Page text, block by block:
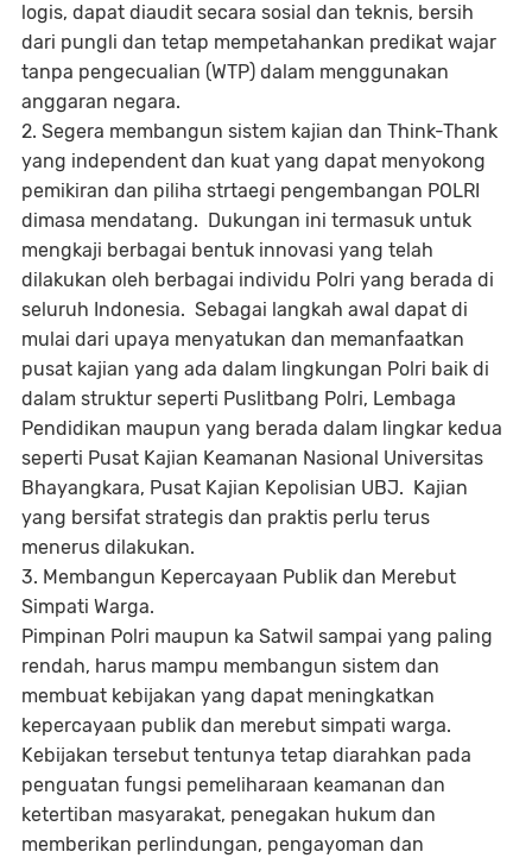
logis, dapat diaudit secara sosial dan teknis, bersih
dari pungli dan tetap mempetahankan predikat wajar
tanpa pengecualian (WTP) dalam menggunakan
anggaran negara.
2. Segera membangun sistem kajian dan Think-Thank
yang independent dan kuat yang dapat menyokong
pemikiran dan piliha strtaegi pengembangan POLRI
dimasa mendatang. Dukungan ini termasuk untuk
mengkaji berbagai bentuk innovasi yang telah
dilakukan oleh berbagai individu Polri yang berada di
seluruh Indonesia. Sebagai langkah awal dapat di
mulai dari upaya menyatukan dan memanfaatkan
pusat kajian yang ada dalam lingkungan Polri baik di
dalam struktur seperti Puslitbang Polri, Lembaga
Pendidikan maupun yang berada dalam lingkar kedua
seperti Pusat Kajian Keamanan Nasional Universitas
Bhayangkara, Pusat Kajian Kepolisian UBJ. Kajian
yang bersifat strategis dan praktis perlu terus
menerus dilakukan.
3. Membangun Kepercayaan Publik dan Merebut
Simpati Warga.
Pimpinan Polri maupun ka Satwil sampai yang paling
rendah, harus mampu membangun sistem dan
membuat kebijakan yang dapat meningkatkan
kepercayaan publik dan merebut simpati warga.
Kebijakan tersebut tentunya tetap diarahkan pada
penguatan fungsi pemeliharaan keamanan dan
ketertiban masyarakat, penegakan hukum dan
memberikan perlindungan, pengayoman dan